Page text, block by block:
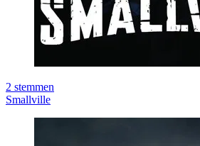
2 stemmen
Smallville